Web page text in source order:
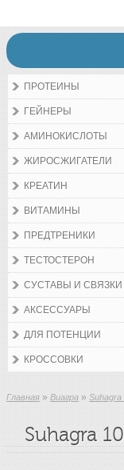
ПРОТЕИНЫ
ГЕЙНЕРЫ
АМИНОКИСЛОТЫ
ЖИРОСЖИГАТЕЛИ
КРЕАТИН
ВИТАМИНЫ
ПРЕДТРЕНИКИ
ТЕСТОСТЕРОН
СУСТАВЫ И СВЯЗКИ
АКСЕССУАРЫ
ДЛЯ ПОТЕНЦИИ
КРОССОВКИ
Главная » Виагра »
Suhagra